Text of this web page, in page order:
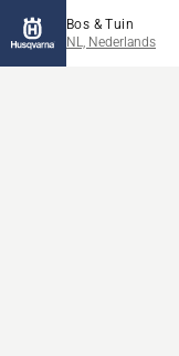
Bos & Tuin
NL, Nederlands